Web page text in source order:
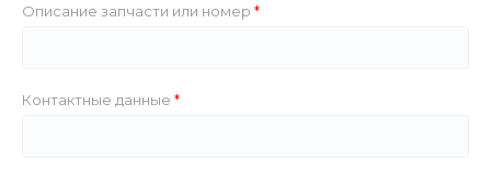
Описание запчасти или номер
Контактные данные